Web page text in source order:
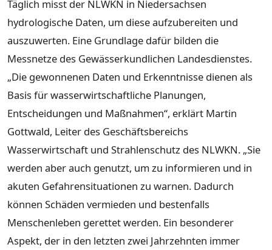
Täglich misst der NLWKN in Niedersachsen
hydrologische Daten, um diese aufzubereiten und
auszuwerten. Eine Grundlage dafür bilden die
Messnetze des Gewässerkundlichen Landesdienstes.
„Die gewonnenen Daten und Erkenntnisse dienen als
Basis für wasserwirtschaftliche Planungen,
Entscheidungen und Maßnahmen“, erklärt Martin
Gottwald, Leiter des Geschäftsbereichs
Wasserwirtschaft und Strahlenschutz des NLWKN. „Sie
werden aber auch genutzt, um zu informieren und in
akuten Gefahrensituationen zu warnen. Dadurch
können Schäden vermieden und bestenfalls
Menschenleben gerettet werden. Ein besonderer
Aspekt, der in den letzten zwei Jahrzehnten immer